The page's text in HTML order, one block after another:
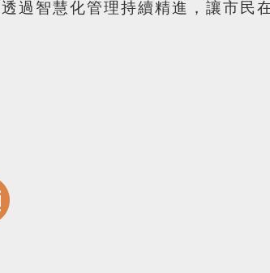
過智慧化管理持續精進，讓市民